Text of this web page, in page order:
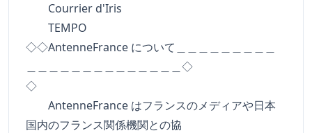
Courrier d'Iris
TEMPO
◇◇AntenneFrance について＿＿＿＿＿＿＿＿＿
＿＿＿＿＿＿＿＿＿＿＿＿＿＿◇
◇
AntenneFrance はフランスのメディアや日本
国内のフランス関係機関との協